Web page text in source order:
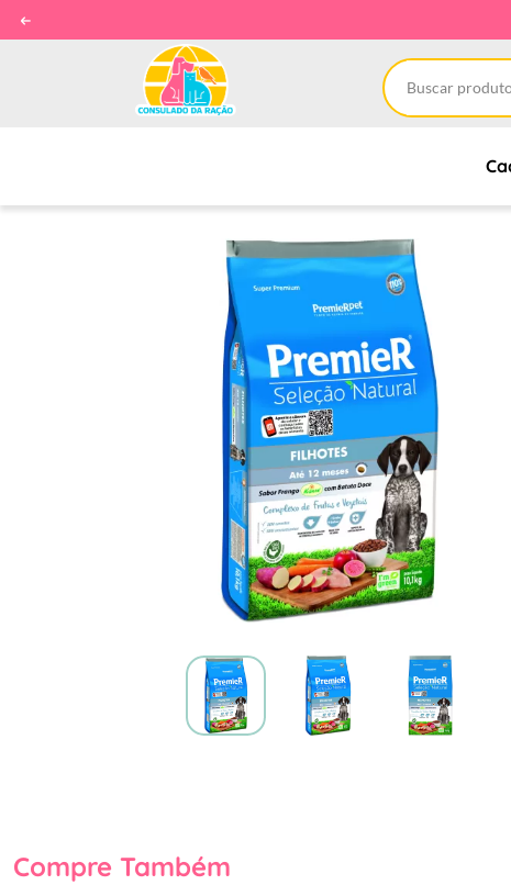
Use o cupom BEMVINDO11 e
Compre Também